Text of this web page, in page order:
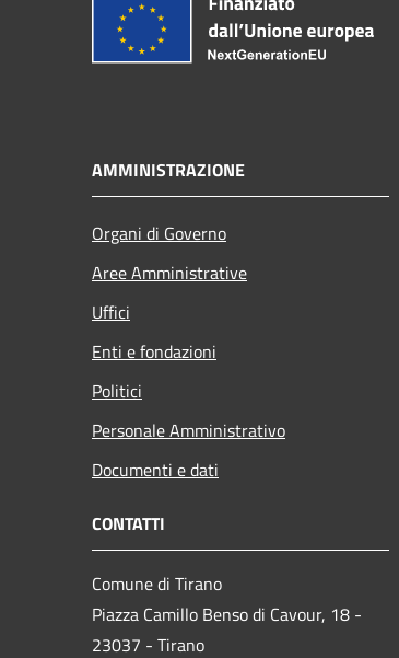
AMMINISTRAZIONE
Organi di Governo
Aree Amministrative
Uffici
Enti e fondazioni
Politici
Personale Amministrativo
Documenti e dati
CONTATTI
Comune di Tirano
Piazza Camillo Benso di Cavour, 18 -
23037 - Tirano